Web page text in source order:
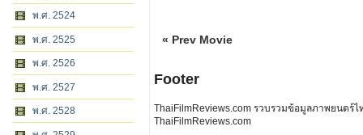
พ.ศ. 2524
พ.ศ. 2525
พ.ศ. 2526
พ.ศ. 2527
พ.ศ. 2528
« Prev Movie
Footer
ThaiFilmReviews.com รวบรวมข้อมูลภาพยนตร์
ThaiFilmReviews.com